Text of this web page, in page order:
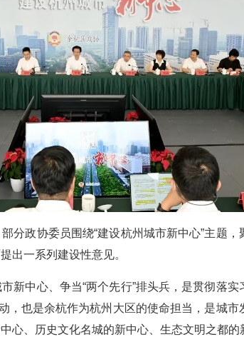
分政协委员围绕“建设杭州城市新中心”主题，
出一系列建设性意见。
新中心、争当“两个先行”排头兵，是贯彻落
，也是余杭作为杭州大区的使命担当，是城
心、历史文化名城的新中心、生态文明之都